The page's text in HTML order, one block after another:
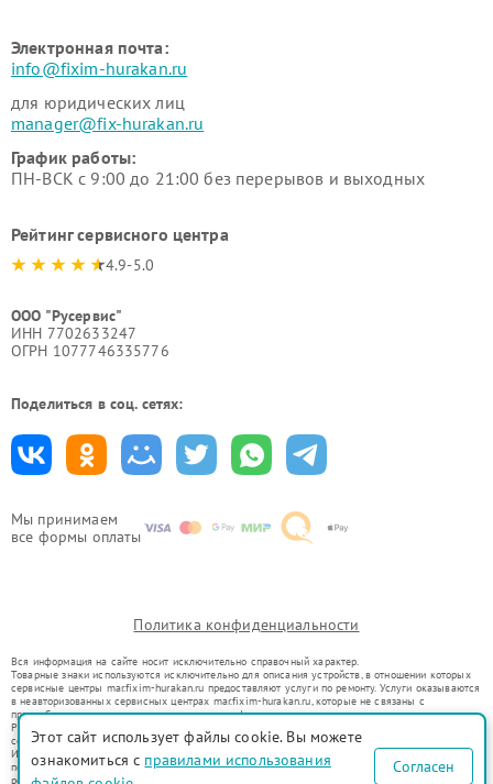
Мы принимаем
все формы оплаты
Электронная почта:
info@fixim-hurakan.ru
для юридических лиц
manager@fix-hurakan.ru
График работы:
ПН-ВСК с 9:00 до 21:00 без перерывов и выходных
Рейтинг сервисного центра
4.9-5.0
ООО "Русервис"
ИНН 7702633247
ОГРН 1077746335776
Поделиться в соц. сетях:
Политика конфиденциальности
Вся информация на сайте носит исключительно справочный характер.
Товарные знаки используются исключительно для описания устройств, в отношении которых
сервисные центры mar.fixim-hurakan.ru предоставляют услуги по ремонту. Услуги оказываются
в неавторизованных сервисных центрах mar.fixim-hurakan.ru, которые не связаны с
правообладателями товарных знаков или их официальными представителями.
Ремонт осуществляется для устройств, уже введенных в гражданский оборот в соответствии
со статьей 1487 ГК РФ.
Использование товарных знаков не преследует цели индивидуализации услуг или введения
потребителей в заблуждение, а служит для информирования о предоставляемых услугах по
ремонту техники указанных брендов.
Этот сайт использует файлы cookie. Вы можете
ознакомиться с правилами использования
Согласен